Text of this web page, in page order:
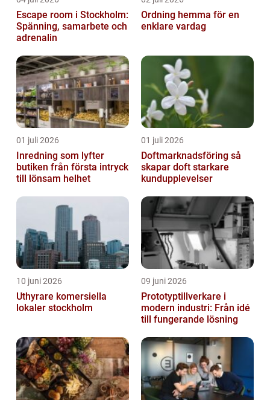
Escape room i Stockholm:
Spänning, samarbete och
adrenalin
Ordning hemma för en
enklare vardag
01 juli 2026
Inredning som lyfter
butiken från första intryck
till lönsam helhet
01 juli 2026
Doftmarknadsföring så
skapar doft starkare
kundupplevelser
10 juni 2026
Uthyrare komersiella
lokaler stockholm
09 juni 2026
Prototyptillverkare i
modern industri: Från idé
till fungerande lösning